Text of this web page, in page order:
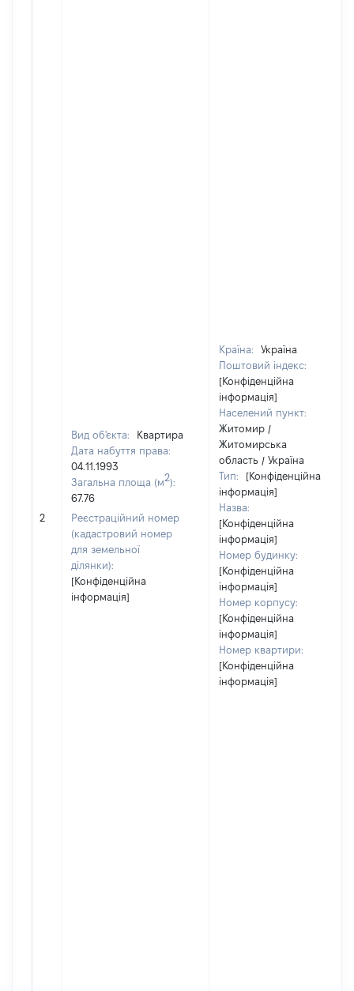
2
Вид об'єкта:
Квартира
Дата набуття права:
04.11.1993
Загальна площа (м2):
67.76
Реєстраційний номер
(кадастровий номер
для земельної
ділянки):
[Конфіденційна
інформація]
Країна:
Україна
Поштовий індекс:
[Конфіденційна
інформація]
Населений пункт:
Житомир /
Житомирська
область / Україна
Тип:
[Конфіденційна
інформація]
Назва:
[Конфіденційна
інформація]
Номер будинку:
[Конфіденційна
інформація]
Номер корпусу:
[Конфіденційна
інформація]
Номер квартири:
[Конфіденційна
інформація]